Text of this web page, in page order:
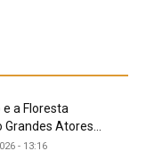
a Floresta
Atores...
- 13:16